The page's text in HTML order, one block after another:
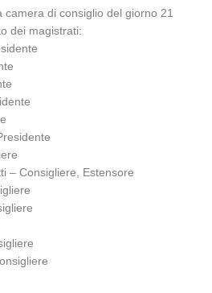
di consiglio del giorno 21
dei magistrati:
– Consigliere, Estensore